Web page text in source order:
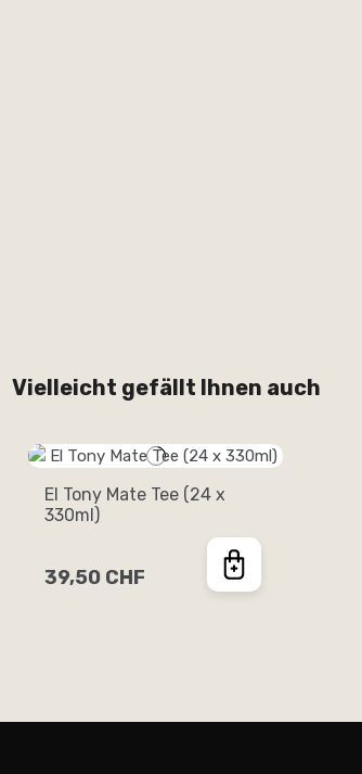
Vielleicht gefällt Ihnen auch
El Tony Mate Tee (24 x
330ml)
39,50 CHF